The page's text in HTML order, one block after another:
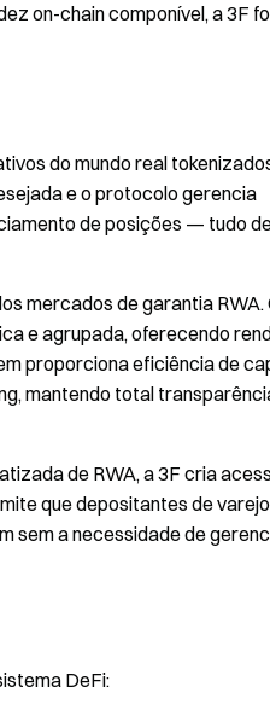
on-chain componível, a 3F
do mundo real
e o protocolo gerencia
de posições — tudo
mercados de garantia RWA.
e agrupada, oferecendo
proporciona eficiência de
mantendo total
de RWA, a 3F cria
que depositantes de
sem a necessidade de
DeFi: